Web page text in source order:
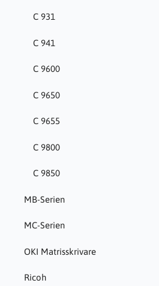
C 931
C 941
C 9600
C 9650
C 9655
C 9800
C 9850
MB-Serien
MC-Serien
OKI Matrisskrivare
Ricoh